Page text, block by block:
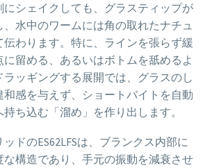
にシェイクしても、グラスティップが
水中のワームには角の取れたナチュ
伝わります。特に、ラインを張らず緩
留める、あるいはボトムを舐めるよ
ラッギングする展開では、グラスのし
和感を与えず、ショートバイトを自動
ち込む「溜め」を作り出します。
ドのES62LFSは、ブランクス内部に
な構造であり、手元の振動を減衰させ